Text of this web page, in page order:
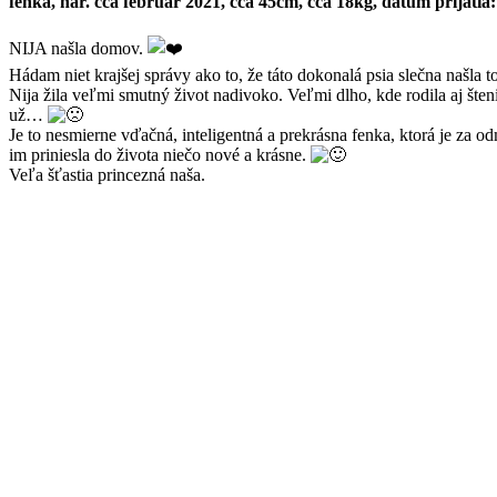
NIJA našla domov.
Hádam niet krajšej správy ako to, že táto dokonalá psia slečna
Nija žila veľmi smutný život nadivoko. Veľmi dlho, kde rodila aj
už…
Je to nesmierne vďačná, inteligentná a prekrásna fenka, ktorá je za
im priniesla do života niečo nové a krásne.
Veľa šťastia princezná naša.